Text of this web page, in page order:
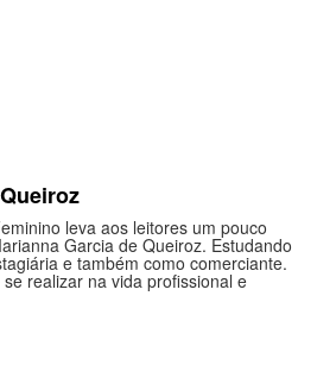
leva aos leitores um pouco
Garcia de Queiroz. Estudando
e também como comerciante.
realizar na vida profissional e